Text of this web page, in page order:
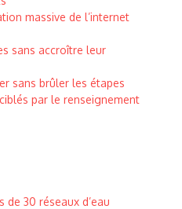
massive de l’internet
sans accroître leur
sans brûler les étapes
par le renseignement
de 30 réseaux d’eau